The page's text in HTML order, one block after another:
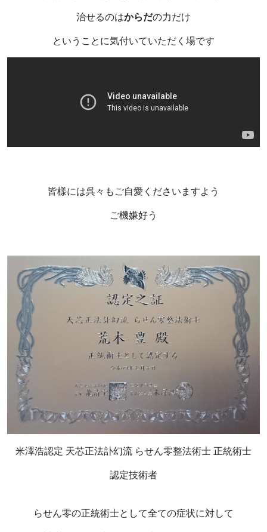
治せるのはからだの力だけ
ということに気付いていただく場です
皆樣には呉々もご自愛くださいますよう
ご機嫌好う
米澤浩認定 天芯正法訃幻流 らせん零整法術士 正統術士
認定技術者
らせん零の正統術士として全ての症状に対して